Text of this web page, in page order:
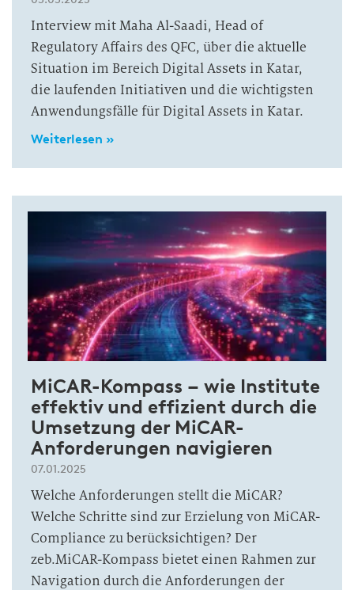
Interview mit Maha Al-Saadi, Head of
Regulatory Affairs des QFC, über die aktuelle
Situation im Bereich Digital Assets in Katar,
die laufenden Initiativen und die wichtigsten
Anwendungsfälle für Digital Assets in Katar.
Weiterlesen »
MiCAR-Kompass – wie Institute
effektiv und effizient durch die
Umsetzung der MiCAR-
Anforderungen navigieren
07.01.2025
Welche Anforderungen stellt die MiCAR?
Welche Schritte sind zur Erzielung von MiCAR-
Compliance zu berücksichtigen? Der
zeb.MiCAR-Kompass bietet einen Rahmen zur
Navigation durch die Anforderungen der